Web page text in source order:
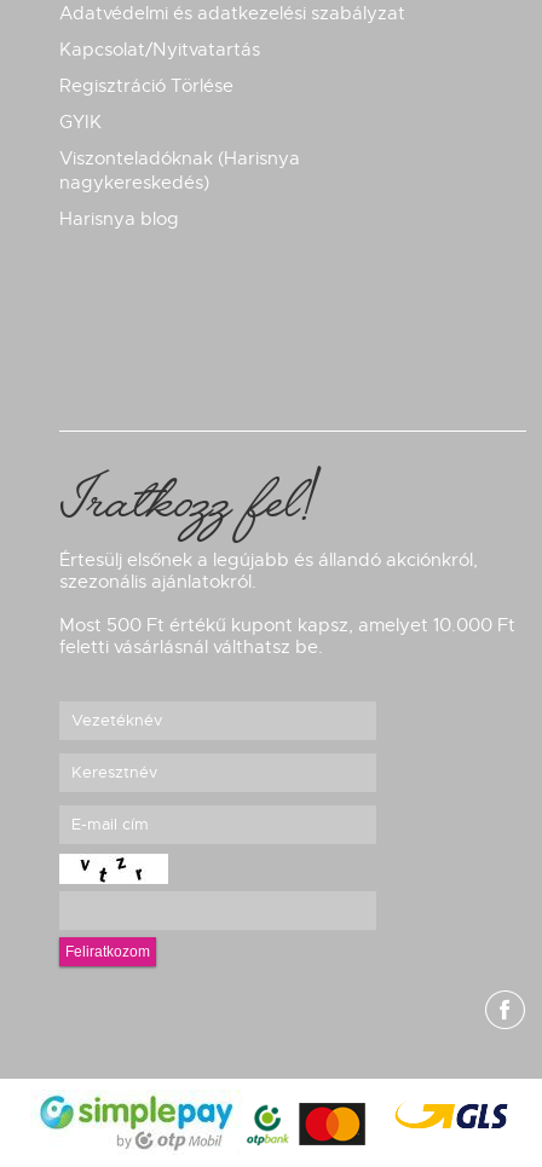
Adatvédelmi és adatkezelési szabályzat
Kapcsolat/Nyitvatartás
Regisztráció Törlése
GYIK
Viszonteladóknak (Harisnya
nagykereskedés)
Harisnya blog
Iratkozz fel!
Értesülj elsőnek a legújabb és állandó akciónkról,
szezonális ajánlatokról.
Most 500 Ft értékű kupont kapsz, amelyet 10.000 Ft
feletti vásárlásnál válthatsz be.
Feliratkozom
g